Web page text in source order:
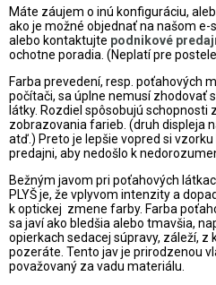
Máte záujem o inú konfiguráciu,
ako je možné objednať na našom e-
alebo kontaktujte podnikové
ochotne poradia. (Neplatí pre
Farba prevedení, resp. poťahových
počítači, sa úplne nemusí zhodovať
látky. Rozdiel spôsobujú schopnosti
zobrazovania farieb. (druh displeja
atď.) Preto je lepšie vopred si
predajni, aby nedošlo k
Bežným javom pri poťahových
PLYŠ je, že vplyvom intenzity a
k optickej zmene farby. Farba
sa javí ako bledšia alebo tmavšia,
opierkach sedacej súpravy, záleží,
pozeráte. Tento jav je prirodzenou
považovaný za vadu materiálu.